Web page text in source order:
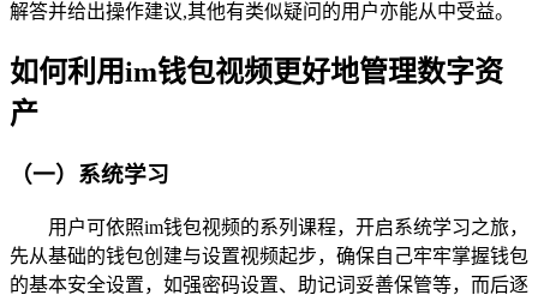
解答并给出操作建议,其他有类似疑问的用户亦能从中受益。
如何利用im钱包视频更好地管理数字资
产
（一）系统学习
用户可依照im钱包视频的系列课程，开启系统学习之旅，
先从基础的钱包创建与设置视频起步，确保自己牢牢掌握钱包
的基本安全设置，如强密码设置、助记词妥善保管等，而后逐